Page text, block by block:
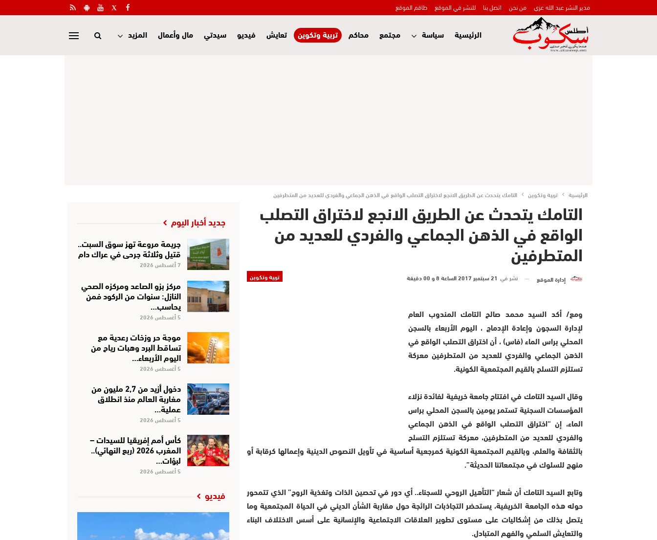
مدير النشر عبد الله عزي من نحن اتصل بنا للنشر في الموقع طاقم الموقع
الرئيسية سياسة مجتمع محاكم تربية وتكوين تعايش فيديو سيدتي مال وأعمال المزيد
الرئيسية تربية وتكوين التامك يتحدث عن الطريق الانجع لاختراق التصلب الواقع في الذهن الجماعي والفردي للعديد من المتطرفين
التامك يتحدث عن الطريق الانجع لاختراق التصلب
الواقع في الذهن الجماعي والفردي للعديد من
المتطرفين
تربية وتكوين إدارة الموقع نشر في 21 سبتمبر 2017 الساعة 8 و 00 دقيقة
ومع/ أكد السيد محمد صالح التامك المندوب العام
لإدارة السجون وإعادة الإدماج ، اليوم الأربعاء بالسجن
المحلي براس الماء (فاس) ، أن اختراق التصلب الواقع في
الذهن الجماعي والفردي للعديد من المتطرفين معركة
تستلزم التسلح بالقيم المجتمعية الكونية.
وقال السيد التامك في افتتاح جامعة خريفية لفائدة نزلاء
المؤسسات السجنية تستمر يومين بالسجن المحلي براس
الماء، إن “اختراق التصلب الواقع في الذهن الجماعي
والفردي للعديد من المتطرفين، معركة تستلزم التسلح
بالثقافة والعلم، وبالقيم المجتمعية الكونية كمرجعية أساسية في تأويل النصوص الدينية وإعمالها كرقابة أو
منهج للسلوك في مجتمعاتنا الحديثة”.
وتابع السيد التامك أن شعار “التأهيل الروحي للسجناء.. أي دور في تحصين الذات وتغذية الروح” الذي تتمحور
حوله هذه الجامعة الخريفية، يستحضر التجاذبات الرائجة حول مقاربة الشأن الديني في الحياة المجتمعية وما
يتصل بذلك من إشكاليات على مستوى تطوير العلاقات الاجتماعية والإنسانية على أسس الاختلاف البناء
والتعايش السلمي والفهم المتبادل.
جديد أخبار اليوم
جريمة مروعة تهز سوق السبت..
قتيل وثلاثة جرحى في عراك دام
7 أغسطس 2026
مركز بزو الصاعد ومركزه الصحي
النازل: سنوات من الركود فمن
يحاسب…
5 أغسطس 2026
موجة حر وزخات رعدية مع
تساقط البرد وهبات رياح من
اليوم الأربعاء…
5 أغسطس 2026
دخول أزيد من 2,7 مليون من
مغاربة العالم منذ انطلاق
عملية…
5 أغسطس 2026
كأس أمم إفريقيا للسيدات –
المغرب 2026 (ربع النهائي)..
لبؤات…
5 أغسطس 2026
فيديو